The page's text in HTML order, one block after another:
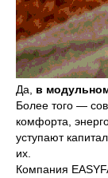
Да, в
Более того —
комфорта,
уступают
их.
Компания